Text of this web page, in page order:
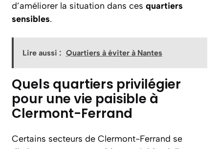
d’améliorer la situation dans ces quartiers
sensibles.
Lire aussi : Quartiers à éviter à Nantes
Quels quartiers privilégier
pour une vie paisible à
Clermont-Ferrand
Certains secteurs de Clermont-Ferrand se